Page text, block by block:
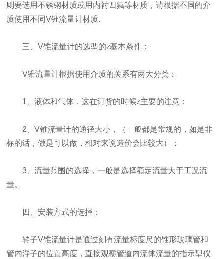
则要选用不锈钢材质或用内衬四氟等材质，请根据不同的介
质使用不同V锥流量计材质.
三、V锥流量计的选型的z基本条件：
V锥流量计根据使用介质的关系有两大分类：
1、液体和气体，这在订货的时候z主要的注意；
2、V锥流量计的通径大小，（一般都是常规的，如是非
标的话，做是可以做，相对来说造价会比较大）；
3、流量范围的选择，一般是选择额定流量大于工况流
量。
四、安装方式的选择：
转子V锥流量计是通过刻有流量标度尺的锥形玻璃管和
管内浮子的位置高度，直接观察管道内流体流量的指示型仪